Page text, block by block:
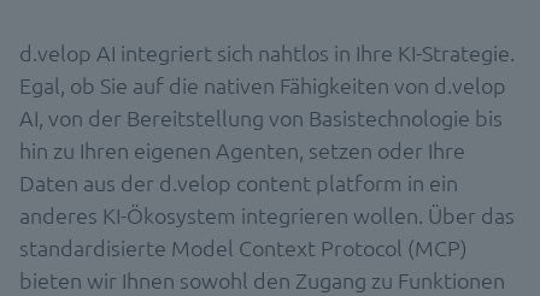
d.velop AI integriert sich nahtlos in Ihre KI-Strategie.
Egal, ob Sie auf die nativen Fähigkeiten von d.velop
AI, von der Bereitstellung von Basistechnologie bis
hin zu Ihren eigenen Agenten, setzen oder Ihre
Daten aus der d.velop content platform in ein
anderes KI-Ökosystem integrieren wollen. Über das
standardisierte Model Context Protocol (MCP)
bieten wir Ihnen sowohl den Zugang zu Funktionen